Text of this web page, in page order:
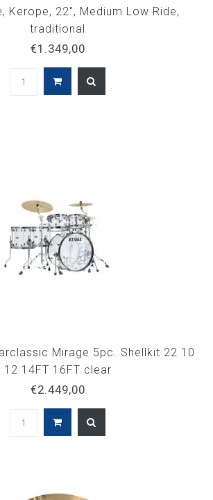
Kerope, 22", Medium Low Ride,
traditional
€1.349,00
Mirage 5pc. Shellkit 22 10
12 14FT 16FT clear
€2.449,00